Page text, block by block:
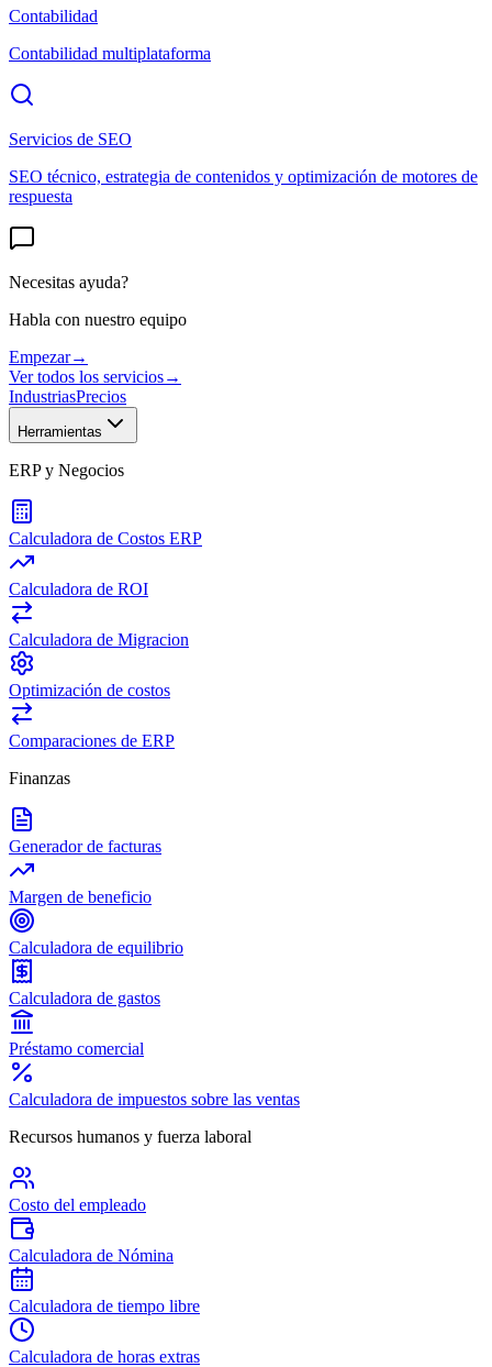
Contabilidad
Contabilidad multiplataforma
Servicios de SEO
SEO técnico, estrategia de contenidos y optimización de motores de
respuesta
Necesitas ayuda?
Habla con nuestro equipo
Empezar→
Ver todos los servicios→
IndustriasPrecios
Herramientas
ERP y Negocios
Calculadora de Costos ERP
Calculadora de ROI
Calculadora de Migracion
Optimización de costos
Comparaciones de ERP
Finanzas
Generador de facturas
Margen de beneficio
Calculadora de equilibrio
Calculadora de gastos
Préstamo comercial
Calculadora de impuestos sobre las ventas
Recursos humanos y fuerza laboral
Costo del empleado
Calculadora de Nómina
Calculadora de tiempo libre
Calculadora de horas extras